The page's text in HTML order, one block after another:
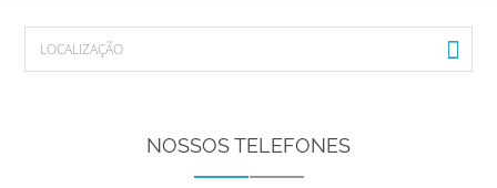
NOSSOS TELEFONES